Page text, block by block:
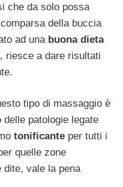
che da solo possa
della buccia
ad una buona dieta
, riesce a dare risultati
tipo di massaggio è
patologie legate
tonificante per tutti i
quelle zone
dite, vale la pena